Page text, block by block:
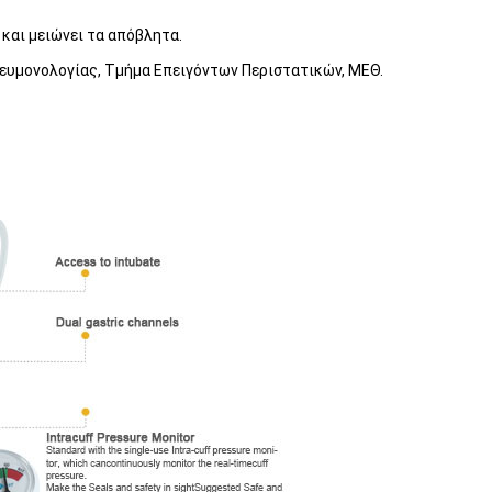
μειώνει τα απόβλητα.
Τμήμα Επειγόντων Περιστατικών, ΜΕΘ.